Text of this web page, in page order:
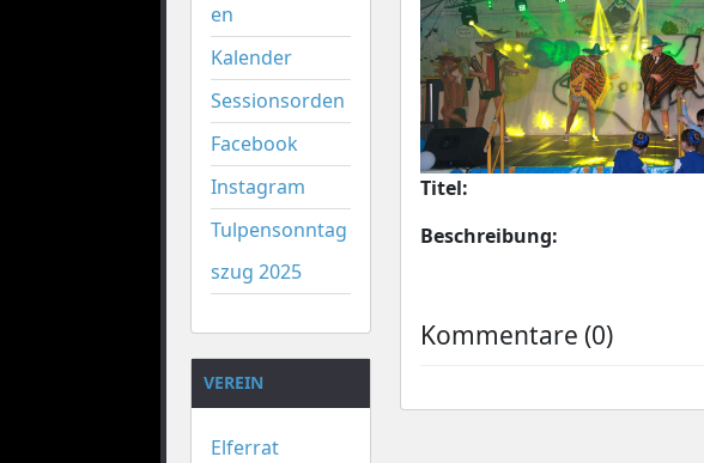
en
Kalender
Sessionsorden
Facebook
Instagram
Tulpensonntag
szug 2025
VEREIN
Elferrat
Titel:
Beschreibung:
Kommentare (0)